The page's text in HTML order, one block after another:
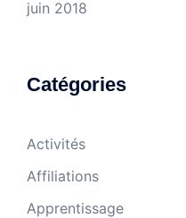
juin 2018
Catégories
Activités
Affiliations
Apprentissage